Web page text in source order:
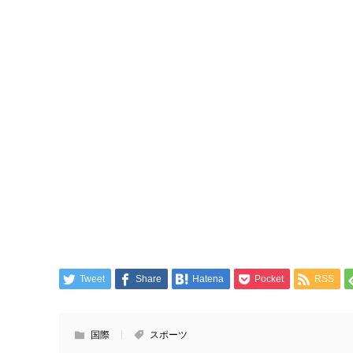
Tweet Share Hatena Pocket RSS
国際 スポーツ